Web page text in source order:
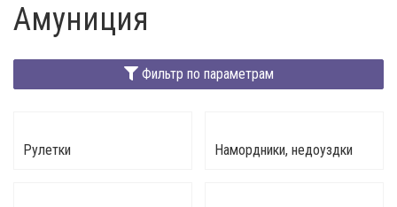
Амуниция
Фильтр по параметрам
Рулетки Намордники, недоуздки